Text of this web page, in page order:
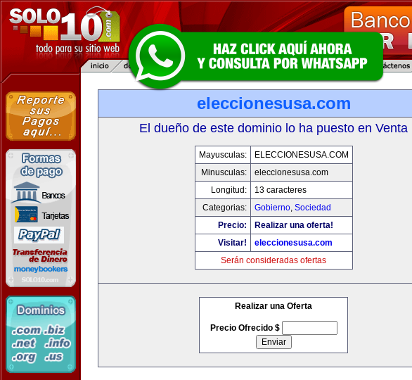
eleccionesusa.com
El dueño de este dominio lo ha puesto en Venta
Mayusculas:
ELECCIONESUSA.COM
Minusculas:
eleccionesusa.com
Longitud:
13 caracteres
Categorias:
Gobierno, Sociedad
Precio:
Realizar una oferta!
Visitar!
eleccionesusa.com
Serán consideradas ofertas
Realizar una Oferta
Precio Ofrecido $